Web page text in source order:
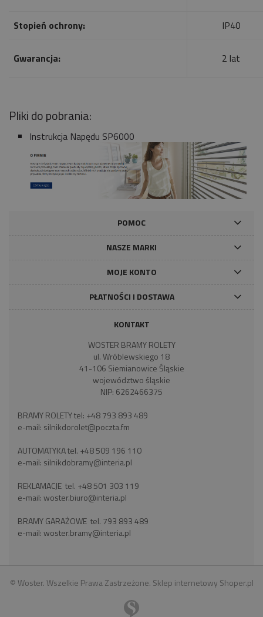
Stopień ochrony: IP40
Gwarancja: 2 lat
Pliki do pobrania:
Instrukcja Napędu SP6000
POMOC
NASZE MARKI
MOJE KONTO
PŁATNOŚCI I DOSTAWA
KONTAKT
WOSTER BRAMY ROLETY
ul. Wróblewskiego 18
41-106 Siemianowice Śląskie
województwo śląskie
NIP: 6262466375
BRAMY ROLETY tel: +48 793 893 489
e-mail: silnikdorolet@poczta.fm
AUTOMATYKA tel. +48 509 196 110
e-mail: silnikdobramy@interia.pl
REKLAMACJE tel. +48 501 303 119
e-mail:woster.biuro@interia.pl
BRAMY GARAŻOWE tel. 793 893 489
e-mail:woster.bramy@interia.pl
© Woster. Wszelkie Prawa Zastrzeżone. Sklep internetowy Shoper.pl